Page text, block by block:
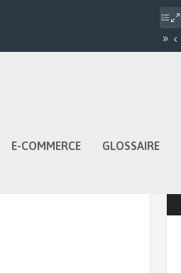
E-COMMERCE GLOSSAIRE